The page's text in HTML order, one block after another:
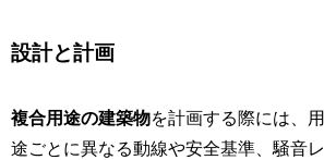
設計と計画
複合用途の建築物を計画する際には、用
途ごとに異なる動線や安全基準、騒音レ